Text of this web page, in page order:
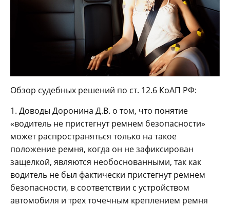
Обзор судебных решений по ст. 12.6 КоАП РФ:
1. Доводы Доронина Д.В. о том, что понятие
«водитель не пристегнут ремнем безопасности»
может распространяться только на такое
положение ремня, когда он не зафиксирован
защелкой, являются необоснованными, так как
водитель не был фактически пристегнут ремнем
безопасности, в соответствии с устройством
автомобиля и трех точечным креплением ремня